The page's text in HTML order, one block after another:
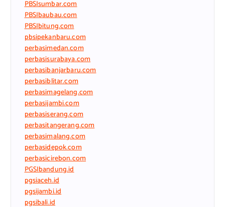
PBSIsumbar.com
PBSIbaubau.com
PBSIbitung.com
pbsipekanbaru.com
perbasimedan.com
perbasisurabaya.com
perbasibanjarbaru.com
perbasiblitar.com
perbasimagelang.com
perbasijambi.com
perbasiserang.com
perbasitangerang.com
perbasimalang.com
perbasidepok.com
perbasicirebon.com
PGSIbandung.id
pgsiaceh.id
pgsijambi.id
pgsibali.id